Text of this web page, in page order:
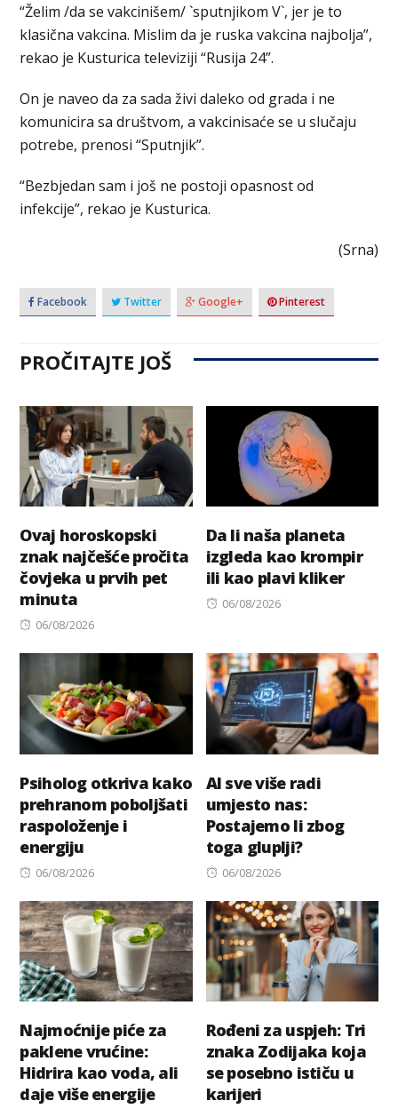
“Želim /da se vakcinišem/ `sputnjikom V`, jer je to
klasična vakcina. Mislim da je ruska vakcina najbolja”,
rekao je Kusturica televiziji “Rusija 24”.
On je naveo da za sada živi daleko od grada i ne
komunicira sa društvom, a vakcinisaće se u slučaju
potrebe, prenosi “Sputnjik”.
“Bezbjedan sam i još ne postoji opasnost od
infekcije”, rekao je Kusturica.
(Srna)
Facebook Twitter Google+ Pinterest
PROČITAJTE JOŠ
Ovaj horoskopski
znak najčešće pročita
čovjeka u prvih pet
minuta
Posted
06/08/2026
Da li naša planeta
izgleda kao krompir
ili kao plavi kliker
Posted
06/08/2026
Psiholog otkriva kako
prehranom poboljšati
raspoloženje i
energiju
Posted
06/08/2026
AI sve više radi
umjesto nas:
Postajemo li zbog
toga gluplji?
Posted
06/08/2026
Najmoćnije piće za
paklene vrućine:
Hidrira kao voda, ali
daje više energije
Rođeni za uspjeh: Tri
znaka Zodijaka koja
se posebno ističu u
karijeri